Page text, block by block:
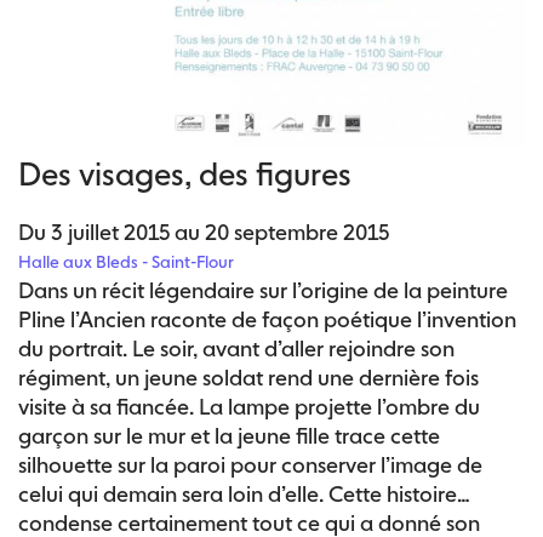
Des visages, des figures
Du 3 juillet 2015 au 20 septembre 2015
Halle aux Bleds - Saint-Flour
Dans un récit légendaire sur l’origine de la peinture
Pline l’Ancien raconte de façon poétique l’invention
du portrait. Le soir, avant d’aller rejoindre son
régiment, un jeune soldat rend une dernière fois
visite à sa fiancée. La lampe projette l’ombre du
garçon sur le mur et la jeune fille trace cette
silhouette sur la paroi pour conserver l’image de
celui qui demain sera loin d’elle. Cette histoire
condense certainement tout ce qui a donné son